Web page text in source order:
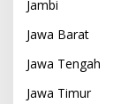
Jambi
Jawa Barat
Jawa Tengah
Jawa Timur